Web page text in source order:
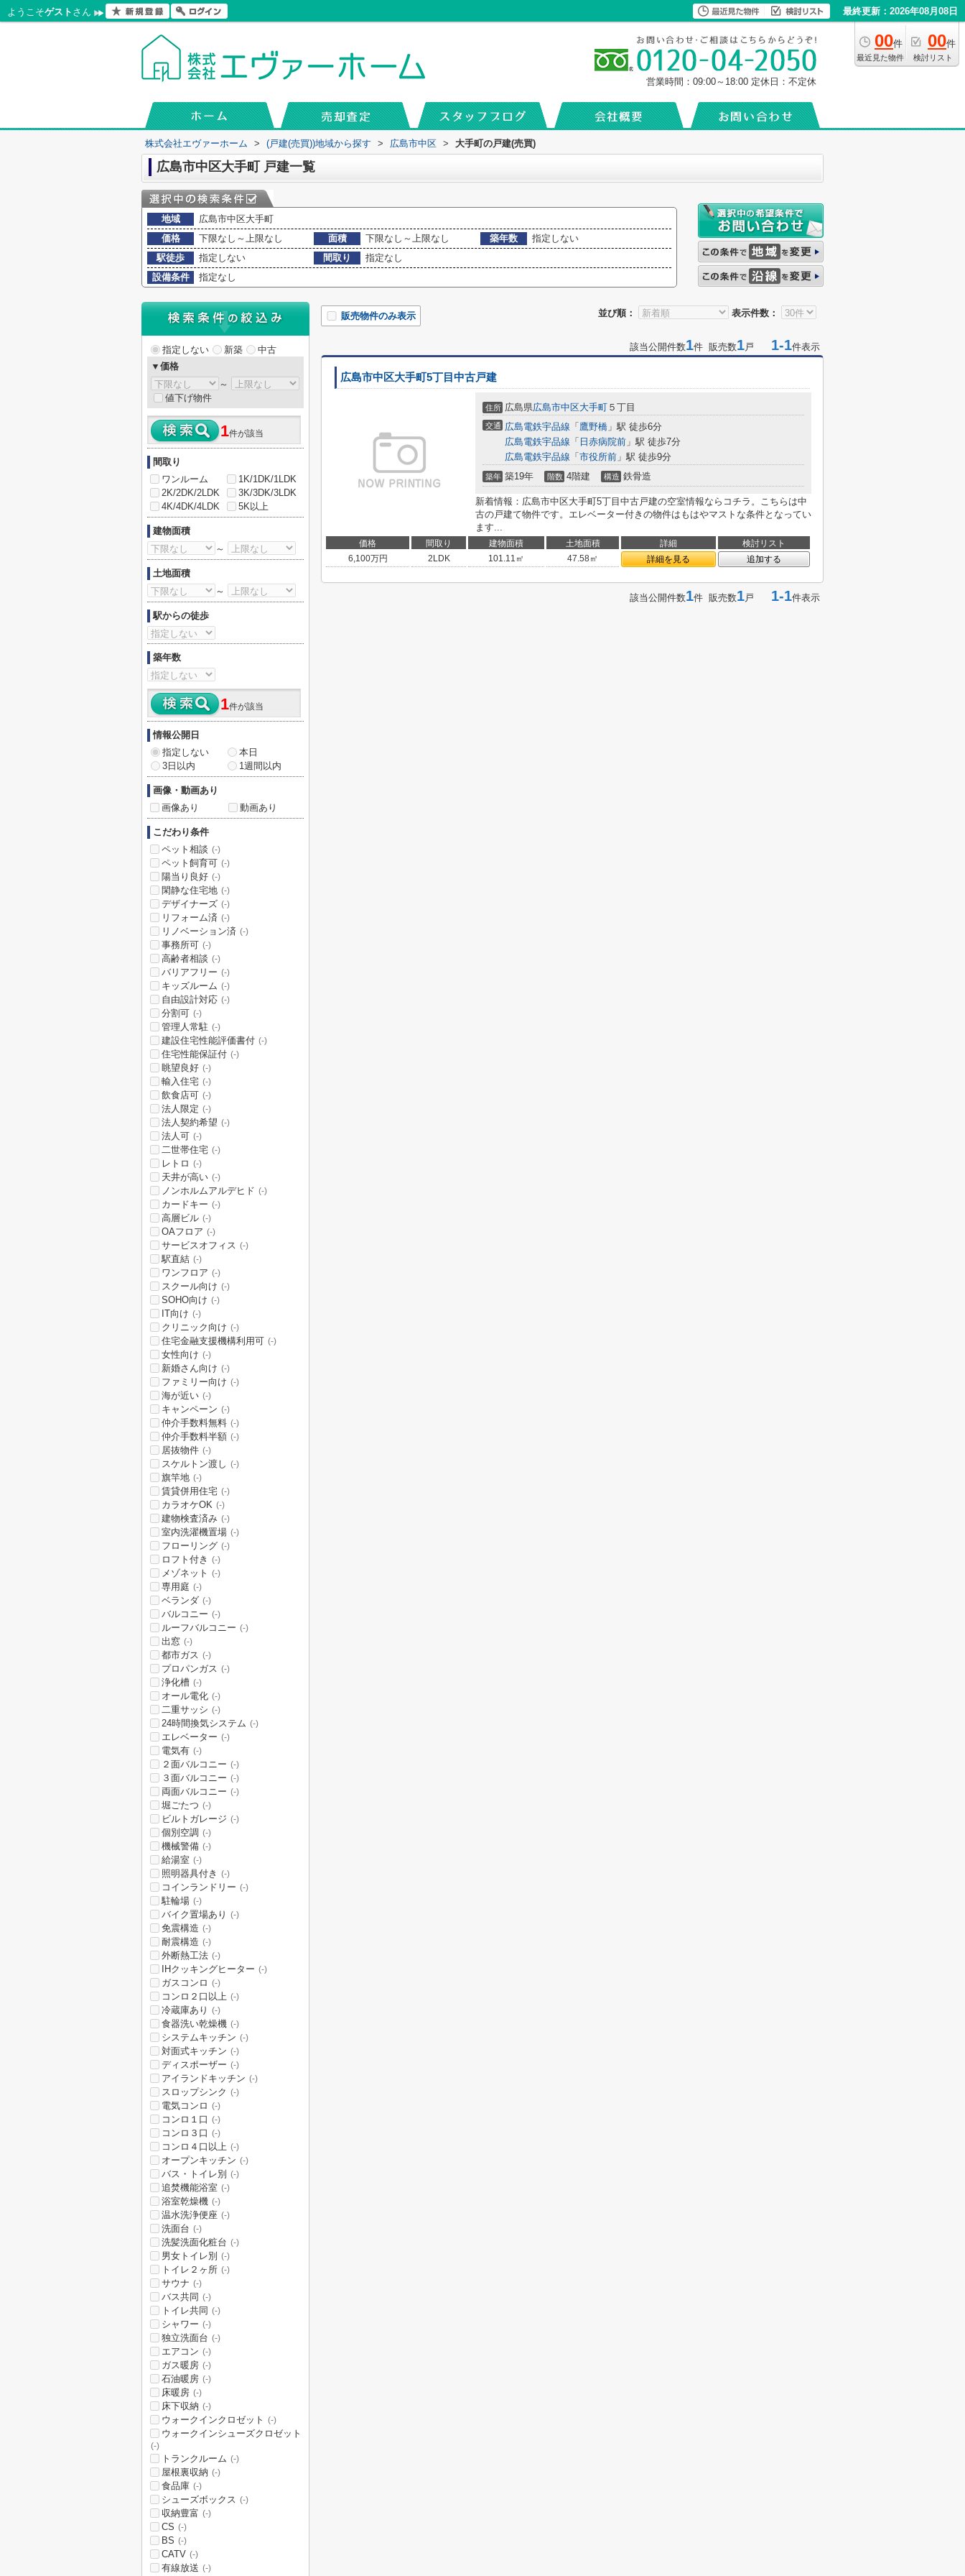
ようこそゲスト さん 最終更新：2026年08月08日
00件
最近見た物件
00件
検討リスト
営業時間：09:00～18:00 定休日：不定休
株式会社エヴァーホーム > (戸建(売買))地域から探す > 広島市中区 > 大手町の戸建(売買)
広島市中区大手町 戸建一覧
地域
広島市中区大手町
価格
下限なし～上限なし 面積 下限なし～上限なし 築年数
指定しない
駅徒歩
指定しない 間取り
指定なし
設備条件
指定なし
並び順： 表示件数：
販売物件のみ表示
該当公開件数1件 販売数1戸 1-1件表示
広島市中区大手町5丁目中古戸建
住所 広島県広島市中区大手町 ５丁目
交通 広島電鉄宇品線 「 鷹野橋 」駅 徒歩6分
広島電鉄宇品線 「 日赤病院前 」駅 徒歩7分
広島電鉄宇品線 「 市役所前 」駅 徒歩9分
築年 築19年 階数 4階建 構造 鉄骨造
新着情報：広島市中区大手町5丁目中古戸建の空室情報ならコチラ。こちらは中
古の戸建て物件です。エレベーター付きの物件はもはやマストな条件となってい
ます...
価格 間取り 建物面積 土地面積 詳細
検討リスト
6,100万円 2LDK 101.11㎡ 47.58㎡ 詳細を見る 追加する
該当公開件数1件 販売数1戸 1-1件表示
指定しない 新築
中古
▼価格
～
値下げ物件
1件が該当
間取り
ワンルーム
1K/1DK/1LDK
2K/2DK/2LDK
3K/3DK/3LDK
4K/4DK/4LDK
5K以上
建物面積
～
土地面積
～
駅からの徒歩
築年数
1件が該当
情報公開日
指定しない
本日
3日以内
1週間以内
画像・動画あり
画像あり
動画あり
こだわり条件
ペット相談 (-)
ペット飼育可 (-)
陽当り良好 (-)
閑静な住宅地 (-)
デザイナーズ (-)
リフォーム済 (-)
リノベーション済 (-)
事務所可 (-)
高齢者相談 (-)
バリアフリー (-)
キッズルーム (-)
自由設計対応 (-)
分割可 (-)
管理人常駐 (-)
建設住宅性能評価書付 (-)
住宅性能保証付 (-)
眺望良好 (-)
輸入住宅 (-)
飲食店可 (-)
法人限定 (-)
法人契約希望 (-)
法人可 (-)
二世帯住宅 (-)
レトロ (-)
天井が高い (-)
ノンホルムアルデヒド (-)
カードキー (-)
高層ビル (-)
OAフロア (-)
サービスオフィス (-)
駅直結 (-)
ワンフロア (-)
スクール向け (-)
SOHO向け (-)
IT向け (-)
クリニック向け (-)
住宅金融支援機構利用可 (-)
女性向け (-)
新婚さん向け (-)
ファミリー向け (-)
海が近い (-)
キャンペーン (-)
仲介手数料無料 (-)
仲介手数料半額 (-)
居抜物件 (-)
スケルトン渡し (-)
旗竿地 (-)
賃貸併用住宅 (-)
カラオケOK (-)
建物検査済み (-)
室内洗濯機置場 (-)
フローリング (-)
ロフト付き (-)
メゾネット (-)
専用庭 (-)
ベランダ (-)
バルコニー (-)
ルーフバルコニー (-)
出窓 (-)
都市ガス (-)
プロパンガス (-)
浄化槽 (-)
オール電化 (-)
二重サッシ (-)
24時間換気システム (-)
エレベーター (-)
電気有 (-)
２面バルコニー (-)
３面バルコニー (-)
両面バルコニー (-)
堀ごたつ (-)
ビルトガレージ (-)
個別空調 (-)
機械警備 (-)
給湯室 (-)
照明器具付き (-)
コインランドリー (-)
駐輪場 (-)
バイク置場あり (-)
免震構造 (-)
耐震構造 (-)
外断熱工法 (-)
IHクッキングヒーター (-)
ガスコンロ (-)
コンロ２口以上 (-)
冷蔵庫あり (-)
食器洗い乾燥機 (-)
システムキッチン (-)
対面式キッチン (-)
ディスポーザー (-)
アイランドキッチン (-)
スロップシンク (-)
電気コンロ (-)
コンロ１口 (-)
コンロ３口 (-)
コンロ４口以上 (-)
オープンキッチン (-)
バス・トイレ別 (-)
追焚機能浴室 (-)
浴室乾燥機 (-)
温水洗浄便座 (-)
洗面台 (-)
洗髪洗面化粧台 (-)
男女トイレ別 (-)
トイレ２ヶ所 (-)
サウナ (-)
バス共同 (-)
トイレ共同 (-)
シャワー (-)
独立洗面台 (-)
エアコン (-)
ガス暖房 (-)
石油暖房 (-)
床暖房 (-)
床下収納 (-)
ウォークインクロゼット (-)
ウォークインシューズクロゼット
(-)
トランクルーム (-)
屋根裏収納 (-)
食品庫 (-)
シューズボックス (-)
収納豊富 (-)
CS (-)
BS (-)
CATV (-)
有線放送 (-)